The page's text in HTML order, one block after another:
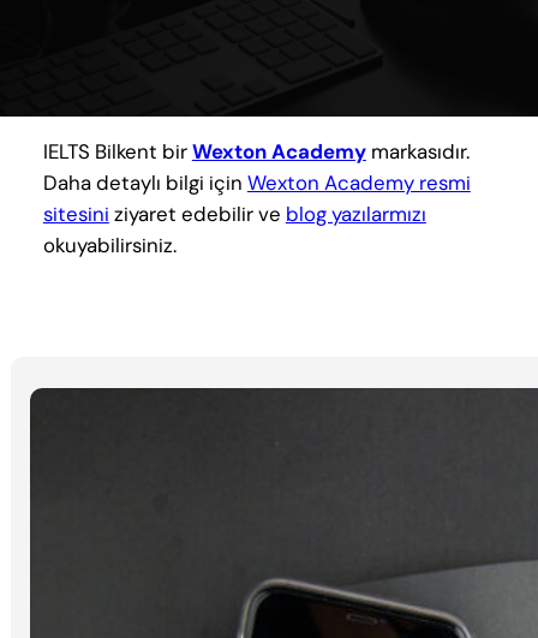
IELTS Bilkent birWexton Academymarkasıdır.
Daha detaylı bilgi için Wexton Academy resmi
sitesini ziyaret edebilir ve blog yazılarmızı
okuyabilirsiniz.